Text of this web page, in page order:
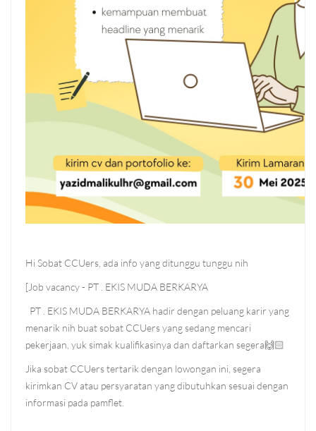
Hi Sobat CCUers, ada info yang ditunggu tunggu nih
[Job vacancy - PT . EKIS MUDA BERKARYA
PT . EKIS MUDA BERKARYA hadir dengan peluang karir yang
menarik nih buat sobat CCUers yang sedang mencari
pekerjaan, yuk simak kualifikasinya dan daftarkan segera🙌🏻
Jika sobat CCUers tertarik dengan lowongan ini, segera
kirimkan CV atau persyaratan yang dibutuhkan sesuai dengan
informasi pada pamflet.